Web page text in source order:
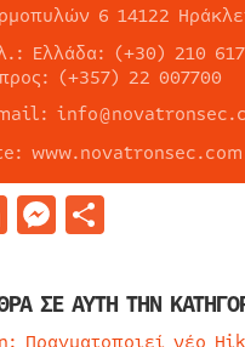
6 14122
Ελλάδα: (+30) 210
(+357) 22 007700
www.novatronsec.com
LinkedIn
Messenger
ΣΕ ΑΥΤΗ ΤΗΝ